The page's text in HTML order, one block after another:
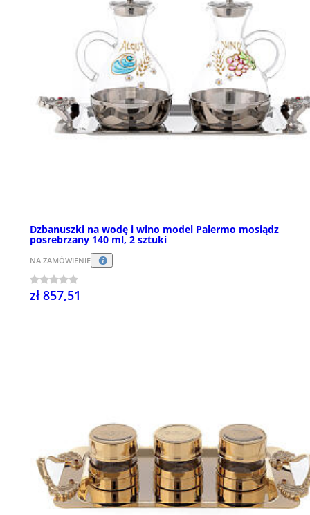
Dzbanuszki na wodę i wino model Palermo mosiądz
posrebrzany 140 ml, 2 sztuki
NA ZAMÓWIENIE
zł 857,51